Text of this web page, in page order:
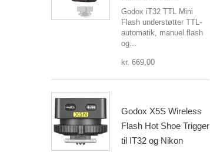
Godox iT32 TTL Mini
Flash understøtter TTL-
automatik, manuel flash
og...
kr. 669,00
Godox X5S Wireless
Flash Hot Shoe Trigger
til IT32 og Nikon